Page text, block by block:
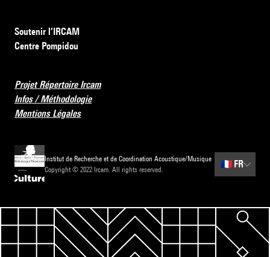
Soutenir l’IRCAM
Centre Pompidou
Projet Répertoire Ircam
Infos / Méthodologie
Mentions Légales
Institut de Recherche et de Coordination Acoustique/Musique
Copyright © 2022 Ircam. All rights reserved.
🇫🇷 FR